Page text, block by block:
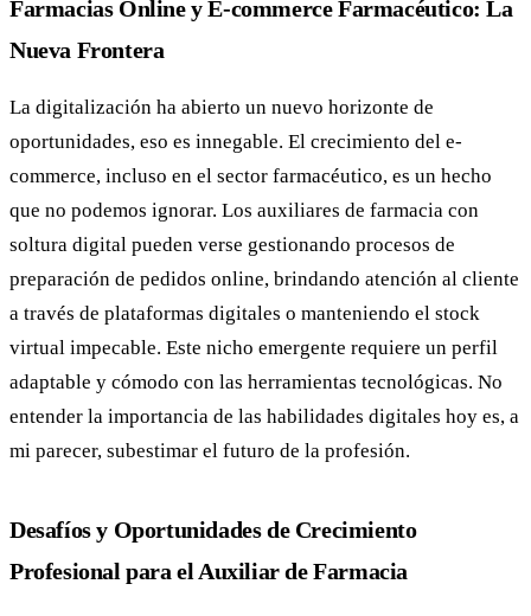
Farmacias Online y E-commerce Farmacéutico: La
Nueva Frontera
La digitalización ha abierto un nuevo horizonte de
oportunidades, eso es innegable. El crecimiento del e-
commerce, incluso en el sector farmacéutico, es un hecho
que no podemos ignorar. Los auxiliares de farmacia con
soltura digital pueden verse gestionando procesos de
preparación de pedidos online, brindando atención al cliente
a través de plataformas digitales o manteniendo el stock
virtual impecable. Este nicho emergente requiere un perfil
adaptable y cómodo con las herramientas tecnológicas. No
entender la importancia de las habilidades digitales hoy es, a
mi parecer, subestimar el futuro de la profesión.
Desafíos y Oportunidades de Crecimiento
Profesional para el Auxiliar de Farmacia